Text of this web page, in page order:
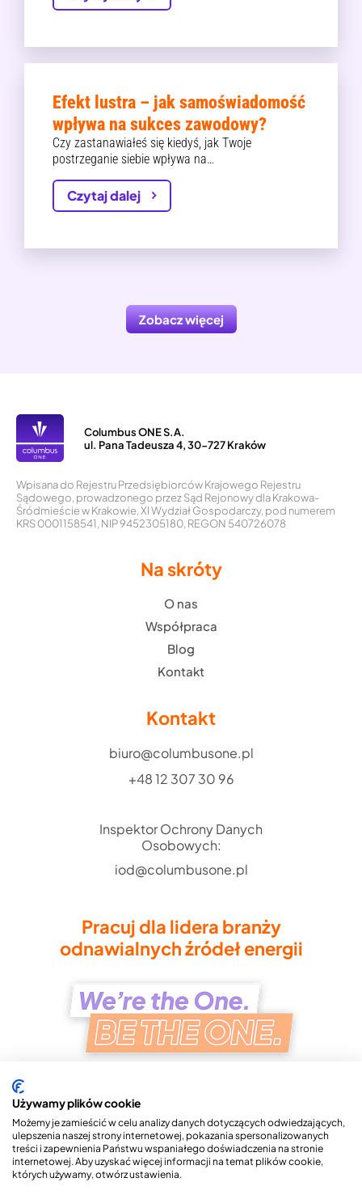
Efekt lustra – jak samoświadomość
wpływa na sukces zawodowy?
Czy zastanawiałeś się kiedyś, jak Twoje
postrzeganie siebie wpływa na…
Czytaj dalej
Zobacz więcej
Columbus ONE S.A.
ul. Pana Tadeusza 4, 30-727 Kraków
Wpisana do Rejestru Przedsiębiorców Krajowego Rejestru
Sądowego, prowadzonego przez Sąd Rejonowy dla Krakowa-
Śródmieście w Krakowie, XI Wydział Gospodarczy, pod numerem
KRS 0001158541, NIP 9452305180, REGON 540726078
Na skróty
O nas
Współpraca
Blog
Kontakt
Kontakt
biuro@columbusone.pl
+48 12 307 30 96
Inspektor Ochrony Danych
Osobowych:
iod@columbusone.pl
Pracuj dla lidera branży
odnawialnych źródeł energii
Copyright © 2026 Columbus ONE S.A.
Polityka Prywatności
Używamy plików cookie
Możemy je zamieścić w celu analizy danych dotyczących odwiedzających,
ulepszenia naszej strony internetowej, pokazania spersonalizowanych
treści i zapewnienia Państwu wspaniałego doświadczenia na stronie
internetowej. Aby uzyskać więcej informacji na temat plików cookie,
których używamy, otwórz ustawienia.